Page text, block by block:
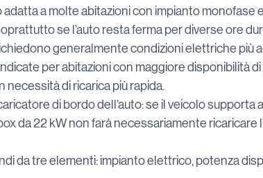
adatta a molte abitazioni con impianto monofase
se l’auto resta ferma per diverse ore
generalmente condizioni elettriche più
per abitazioni con maggiore disponibilità
necessità di ricarica più rapida.
di bordo dell’auto: se il veicolo supporta
da 22 kW non farà necessariamente ricaricare
da tre elementi: impianto elettrico, potenza